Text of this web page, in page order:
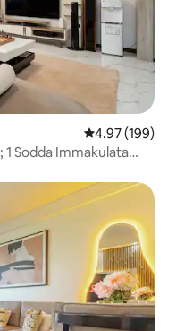
Rating medju
4.97 (199)
Sodda Immakulata